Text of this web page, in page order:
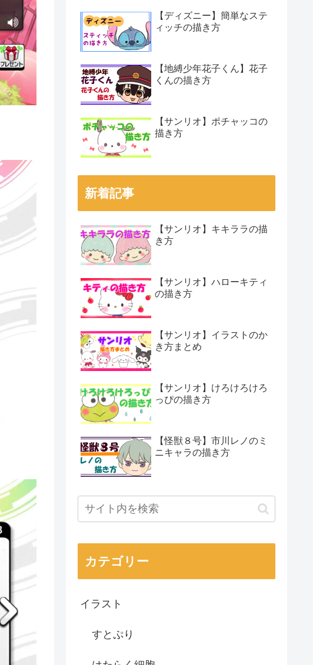
【ディズニー】簡単なステ
ィッチの描き方
【地縛少年花子くん】花子
くんの描き方
【サンリオ】ポチャッコの
描き方
新着記事
【サンリオ】キキララの描
き方
【サンリオ】ハローキティ
の描き方
【サンリオ】イラストのか
き方まとめ
【サンリオ】けろけろけろ
っぴの描き方
【怪獣８号】市川レノのミ
ニキャラの描き方
カテゴリー
イラスト
すとぷり